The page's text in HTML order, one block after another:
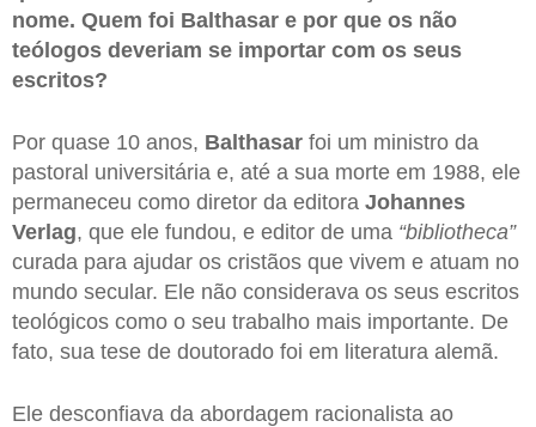
nome. Quem foi Balthasar e por que os não
teólogos deveriam se importar com os seus
escritos?
Por quase 10 anos, Balthasar foi um ministro da
pastoral universitária e, até a sua morte em 1988, ele
permaneceu como diretor da editora Johannes
Verlag, que ele fundou, e editor de uma “bibliotheca”
curada para ajudar os cristãos que vivem e atuam no
mundo secular. Ele não considerava os seus escritos
teológicos como o seu trabalho mais importante. De
fato, sua tese de doutorado foi em literatura alemã.
Ele desconfiava da abordagem racionalista ao